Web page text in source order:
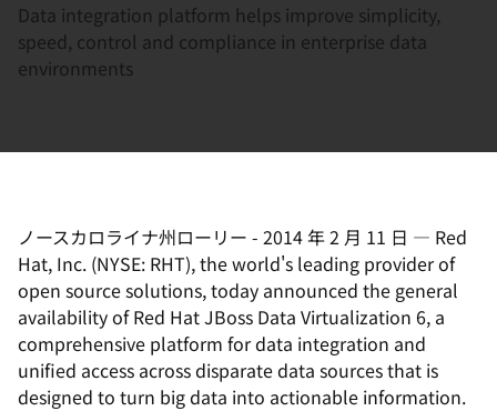
Data integration platform helps improve simplicity,
speed, control and compliance in enterprise data
environments
ノースカロライナ州ローリー - 2014 年 2 月 11 日 — Red
Hat, Inc. (NYSE: RHT), the world's leading provider of
open source solutions, today announced the general
availability of Red Hat JBoss Data Virtualization 6, a
comprehensive platform for data integration and
unified access across disparate data sources that is
designed to turn big data into actionable information.